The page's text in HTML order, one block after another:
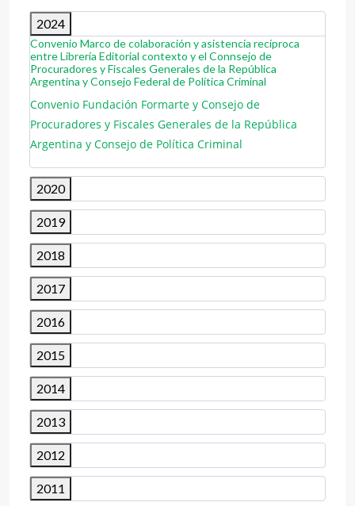
2024
Convenio Marco de colaboración y asistencia recíproca
entre Librería Editorial contexto y el Connsejo de
Procuradores y Fiscales Generales de la República
Argentina y Consejo Federal de Política Criminal
Convenio Fundación Formarte y Consejo de
Procuradores y Fiscales Generales de la República
Argentina y Consejo de Política Criminal
2020
2019
2018
2017
2016
2015
2014
2013
2012
2011